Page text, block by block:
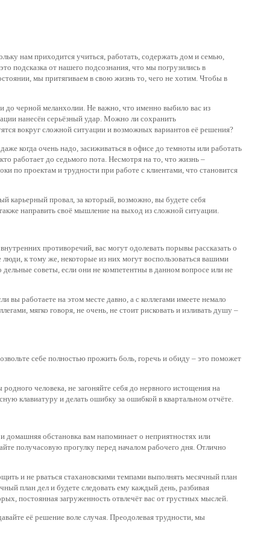
нам приходится учиться, работать, содержать дом и семью,
подсказка от нашего подсознания, что мы погрузились в
мы притягиваем в свою жизнь то, чего не хотим. Чтобы в
до черной меланхолии. Не важно, что именно выбило вас из
нанесён серьёзный удар. Можно ли сохранить
вокруг сложной ситуации и возможных вариантов её решения?
когда очень надо, засиживаться в офисе до темноты или работать
работает до седьмого пота. Несмотря на то, что жизнь –
по проектам и трудности при работе с клиентами, что становится
карьерный провал, за который, возможно, вы будете себя
направить своё мышление на выход из сложной ситуации.
противоречий, вас могут одолевать порывы рассказать о
к тому же, некоторые из них могут воспользоваться вашими
советы, если они не компетентны в данном вопросе или не
вы работаете на этом месте давно, а с коллегами имеете немало
мягко говоря, не очень, не стоит рисковать и изливать душу –
себе полностью прожить боль, горечь и обиду – это поможет
человека, не загоняйте себя до нервного истощения на
клавиатуру и делать ошибку за ошибкой в квартальном отчёте.
домашняя обстановка вам напоминает о неприятностях или
получасовую прогулку перед началом рабочего дня. Отлично
и не рваться стахановскими темпами выполнять месячный план
план дел и будете следовать ему каждый день, разбивая
постоянная загруженность отвлечёт вас от грустных мыслей.
её решение воле случая. Преодолевая трудности, мы